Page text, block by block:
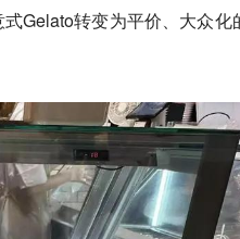
Gelato转变为平价、大众化